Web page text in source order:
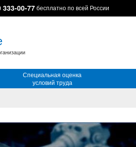
333-00-77бесплатно по всей России
Специальная оценка
условий труда